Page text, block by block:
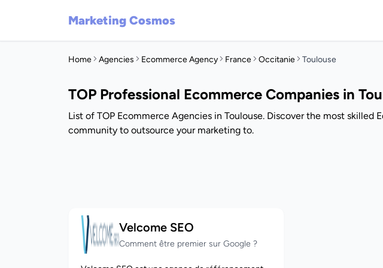
Marketing Cosmos
Home Agencies Ecommerce Agency France Occitanie Toulouse
TOP Professional Ecommerce Companies in
List of TOP Ecommerce Agencies in Toulouse. Discover the most skilled
community to outsource your marketing to.
Velcome SEO
Comment être premier sur Google ?